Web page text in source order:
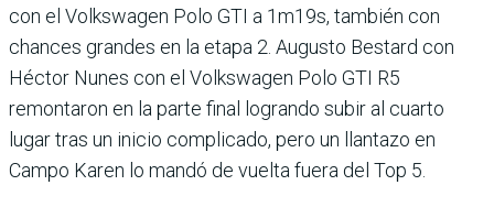
con el Volkswagen Polo GTI a 1m19s, también con
chan­ces grandes en la etapa 2. Augusto Bestard con
Héc­tor Nunes con el Volkswagen Polo GTI R5
remontaron en la parte final logrando subir al cuarto
lugar tras un inicio complicado, pero un llantazo en
Campo Karen lo mandó de vuelta fuera del Top 5.